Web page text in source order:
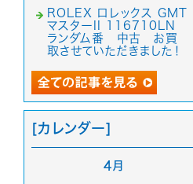
ROLEX ロレックス GMT
マスターII 116710LN
ランダム番 中古 お買
取させていただきました！
[カレンダー]
4月